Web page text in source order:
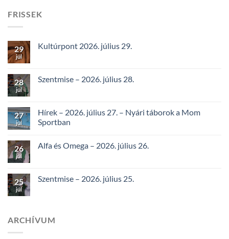
FRISSEK
29
júl
Kultúrpont 2026. július 29.
28
júl
Szentmise – 2026. július 28.
27
júl
Hírek – 2026. július 27. – Nyári táborok a Mom
Sportban
26
júl
Alfa és Omega – 2026. július 26.
25
júl
Szentmise – 2026. július 25.
ARCHÍVUM